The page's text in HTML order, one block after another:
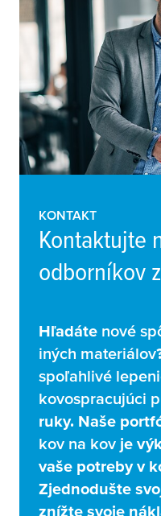
KONTAKT
Kontaktujte
odborníkov
Hľadáte nové
iných materiálov
spoľahlivé
kovospracujúci
ruky. Naše
kov na kov je
vaše potreby v
Zjednodušte
znížte svoje